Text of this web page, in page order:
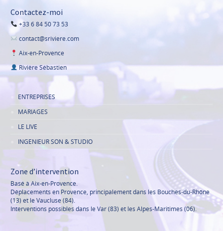
Contactez-moi
+33 6 84 50 73 53
contact@sriviere.com
Aix-en-Provence
Rivière Sébastien
ENTREPRISES
MARIAGES
LE LIVE
INGENIEUR SON & STUDIO
Zone d’intervention
Basé à Aix-en-Provence.
Déplacements en Provence, principalement dans les Bouches-du-Rhône
(13) et le Vaucluse (84).
Interventions possibles dans le Var (83) et les Alpes-Maritimes (06).